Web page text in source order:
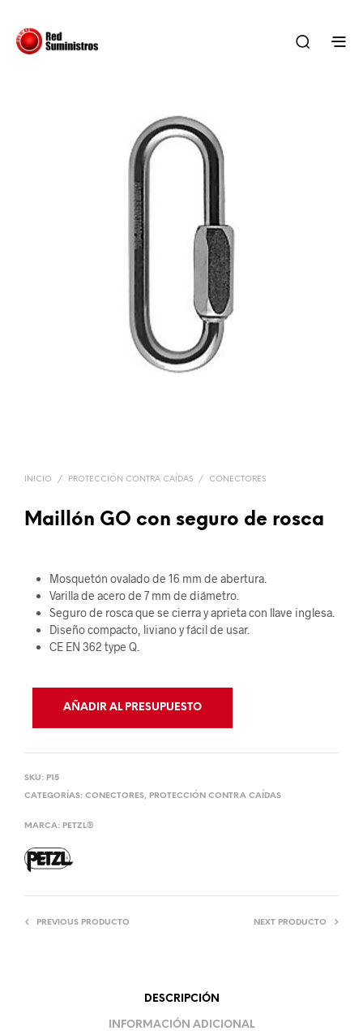
INICIO / PROTECCIÓN CONTRA CAÍDAS / CONECTORES
Maillón GO con seguro de rosca
Mosquetón ovalado de 16 mm de abertura.
Varilla de acero de 7 mm de diámetro.
Seguro de rosca que se cierra y aprieta con llave inglesa.
Diseño compacto, liviano y fácil de usar.
CE EN 362 type Q.
AÑADIR AL PRESUPUESTO
SKU: P15
CATEGORÍAS: CONECTORES, PROTECCIÓN CONTRA CAÍDAS
MARCA: PETZL®
PREVIOUS PRODUCTO NEXT PRODUCTO
DESCRIPCIÓN
INFORMACIÓN ADICIONAL